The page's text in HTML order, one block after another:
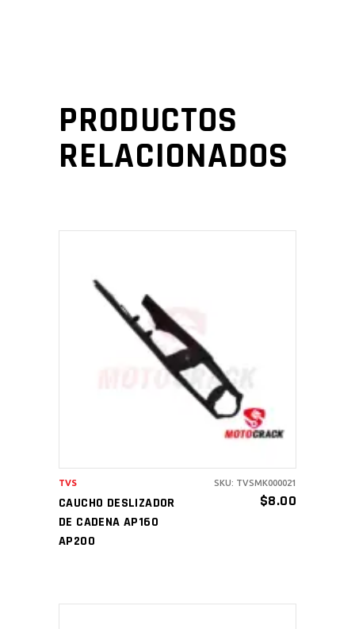
PRODUCTOS
RELACIONADOS
AÑADIR AL CARRITO
CAUCHO DESLIZADOR
DE CADENA AP160
AP200
$8.00
TVS SKU: TVSMK000021